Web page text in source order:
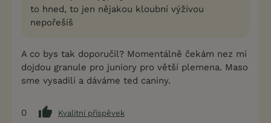
to hned, to jen nějakou kloubní výživou
nepořešíš
A co bys tak doporučil? Momentálně čekám nez mi
dojdou granule pro juniory pro větší plemena. Maso
sme vysadili a dáváme ted caniny.
0
Kvalitní příspěvek